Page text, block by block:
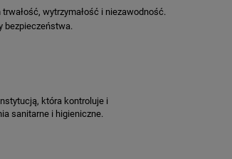
wytrzymałość i niezawodność.
bezpieczeństwa.
która kontroluje i
sanitarne i higieniczne.